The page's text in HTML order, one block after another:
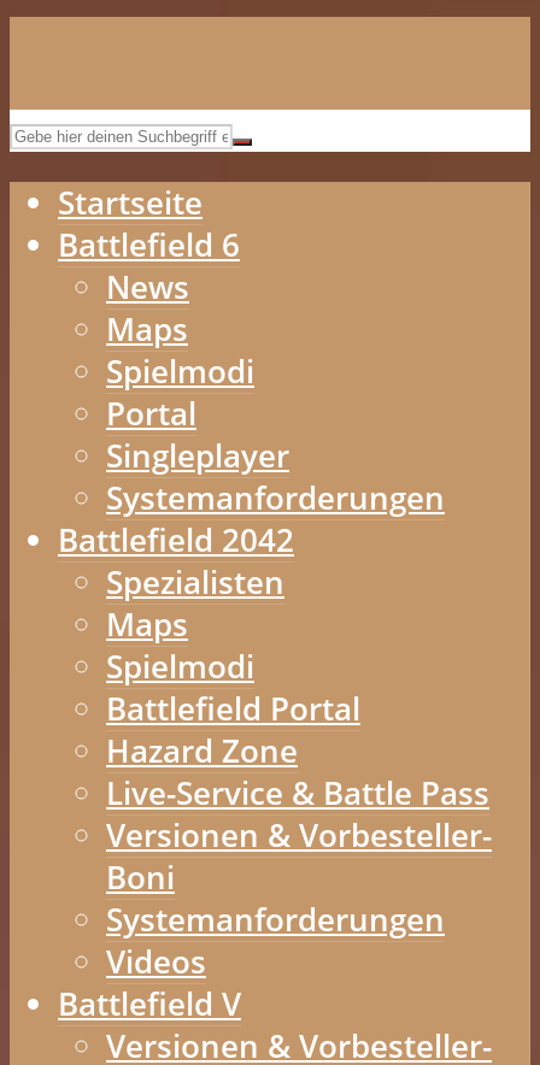
Startseite
Battlefield 6
News
Maps
Spielmodi
Portal
Singleplayer
Systemanforderungen
Battlefield 2042
Spezialisten
Maps
Spielmodi
Battlefield Portal
Hazard Zone
Live-Service & Battle Pass
Versionen & Vorbesteller-
Boni
Systemanforderungen
Videos
Battlefield V
Versionen & Vorbesteller-